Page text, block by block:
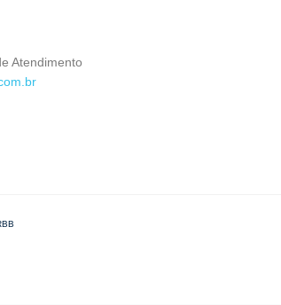
Atendimento